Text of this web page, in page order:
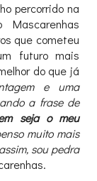
percorrido na
que cometeu
futuro mais
do que já
e uma
a frase de
seja o meu
muito mais
sou pedra